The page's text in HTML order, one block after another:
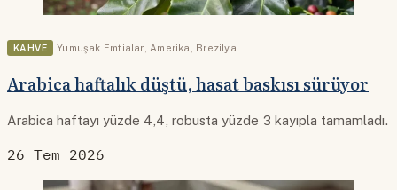
KAHVE Yumuşak Emtialar Amerika Brezilya
Arabica haftalık düştü, hasat baskısı sürüyor
Arabica haftayı yüzde 4,4, robusta yüzde 3 kayıpla tamamladı.
26 Tem 2026